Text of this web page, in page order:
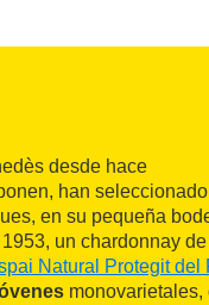
desde hace
han
en su pequeña
un chardonnay
Natural Protegit del
monovarietales,